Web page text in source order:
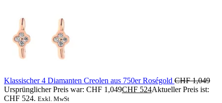
Klassischer 4 Diamanten Creolen aus 750er Roségold CHF1,049
Ursprünglicher Preis war: CHF 1,049CHF 524Aktueller Preis ist:
CHF 524. Exkl. MwSt